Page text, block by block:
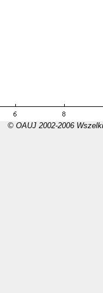
© OAUJ 2002-2006